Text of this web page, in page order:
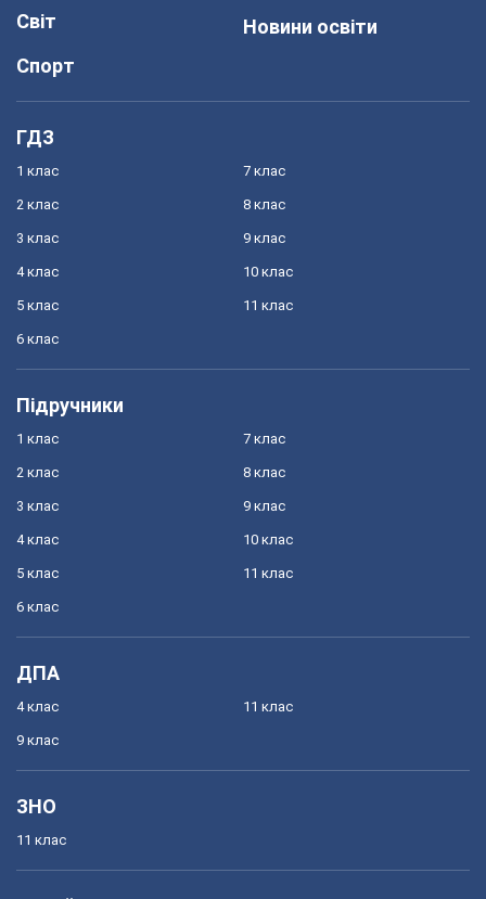
Світ
Спорт
Новини освіти
ГДЗ
1 клас
2 клас
3 клас
4 клас
5 клас
6 клас
7 клас
8 клас
9 клас
10 клас
11 клас
Підручники
1 клас
2 клас
3 клас
4 клас
5 клас
6 клас
7 клас
8 клас
9 клас
10 клас
11 клас
ДПА
4 клас
9 клас
11 клас
ЗНО
11 клас